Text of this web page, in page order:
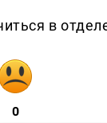
в
0